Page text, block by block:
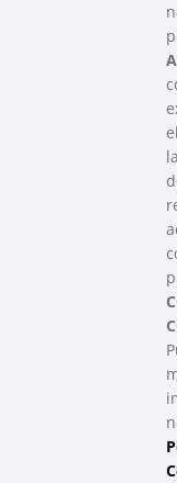
del
SAREEN SAREA